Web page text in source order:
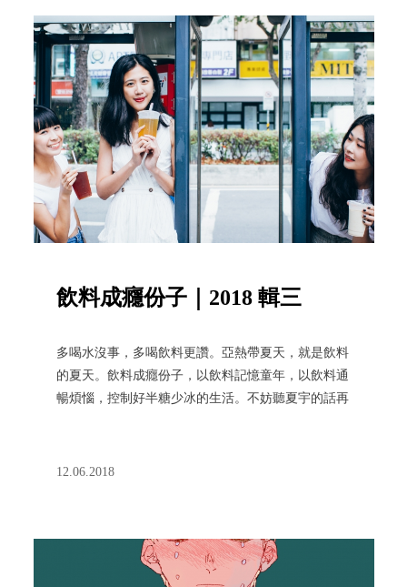
飲料成癮份子｜2018 輯三
多喝水沒事，多喝飲料更讚。亞熱帶夏天，就是飲料
的夏天。飲料成癮份子，以飲料記憶童年，以飲料通
暢煩惱，控制好半糖少冰的生活。不妨聽夏宇的話再
12.06.2018